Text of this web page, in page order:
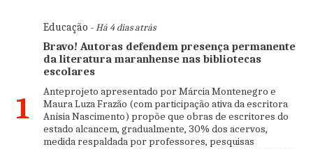
1
Educação - Há 4 dias atrás
Bravo! Autoras defendem presença permanente
da literatura maranhense nas bibliotecas
escolares
Anteprojeto apresentado por Márcia Montenegro e
Maura Luza Frazão (com participação ativa da escritora
Anísia Nascimento) propõe que obras de escritores do
estado alcancem, gradualmente, 30% dos acervos,
medida respaldada por professores, pesquisas